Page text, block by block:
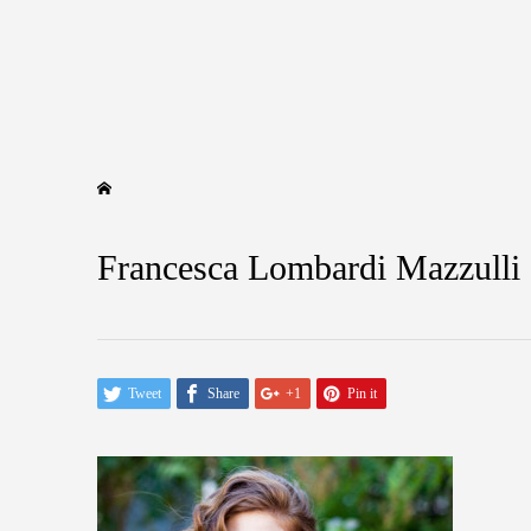
Francesca Lombardi Mazzulli
Tweet Share +1 Pin it